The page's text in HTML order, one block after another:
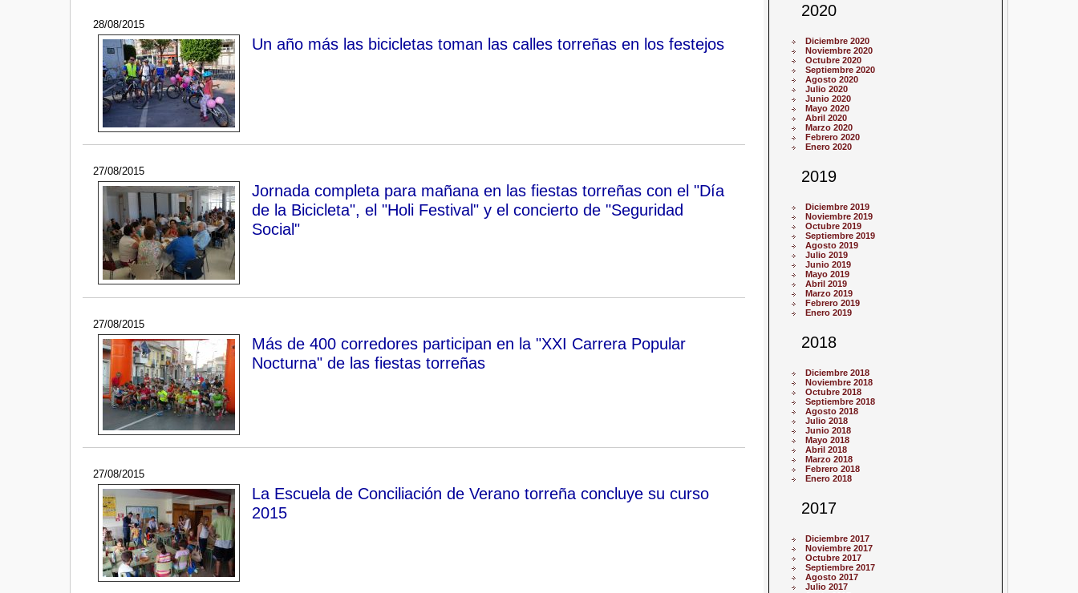
28/08/2015
Un año más las bicicletas toman las calles torreñas en los festejos
27/08/2015
Jornada completa para mañana en las fiestas torreñas con el "Día
de la Bicicleta", el "Holi Festival" y el concierto de "Seguridad
Social"
27/08/2015
Más de 400 corredores participan en la "XXI Carrera Popular
Nocturna" de las fiestas torreñas
27/08/2015
La Escuela de Conciliación de Verano torreña concluye su curso
2015
2020
Diciembre 2020
Noviembre 2020
Octubre 2020
Septiembre 2020
Agosto 2020
Julio 2020
Junio 2020
Mayo 2020
Abril 2020
Marzo 2020
Febrero 2020
Enero 2020
2019
Diciembre 2019
Noviembre 2019
Octubre 2019
Septiembre 2019
Agosto 2019
Julio 2019
Junio 2019
Mayo 2019
Abril 2019
Marzo 2019
Febrero 2019
Enero 2019
2018
Diciembre 2018
Noviembre 2018
Octubre 2018
Septiembre 2018
Agosto 2018
Julio 2018
Junio 2018
Mayo 2018
Abril 2018
Marzo 2018
Febrero 2018
Enero 2018
2017
Diciembre 2017
Noviembre 2017
Octubre 2017
Septiembre 2017
Agosto 2017
Julio 2017